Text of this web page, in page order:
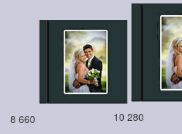
8 660 10 280